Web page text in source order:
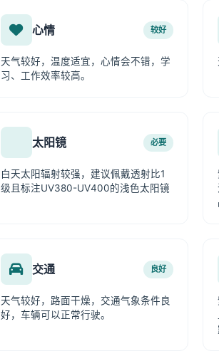
心情 较好
天气较好，温度适宜，心情会不错，学
习、工作效率较高。
太阳镜 必要
白天太阳辐射较强，建议佩戴透射比1
级且标注UV380-UV400的浅色太阳镜
交通 良好
天气较好，路面干燥，交通气象条件良
好，车辆可以正常行驶。